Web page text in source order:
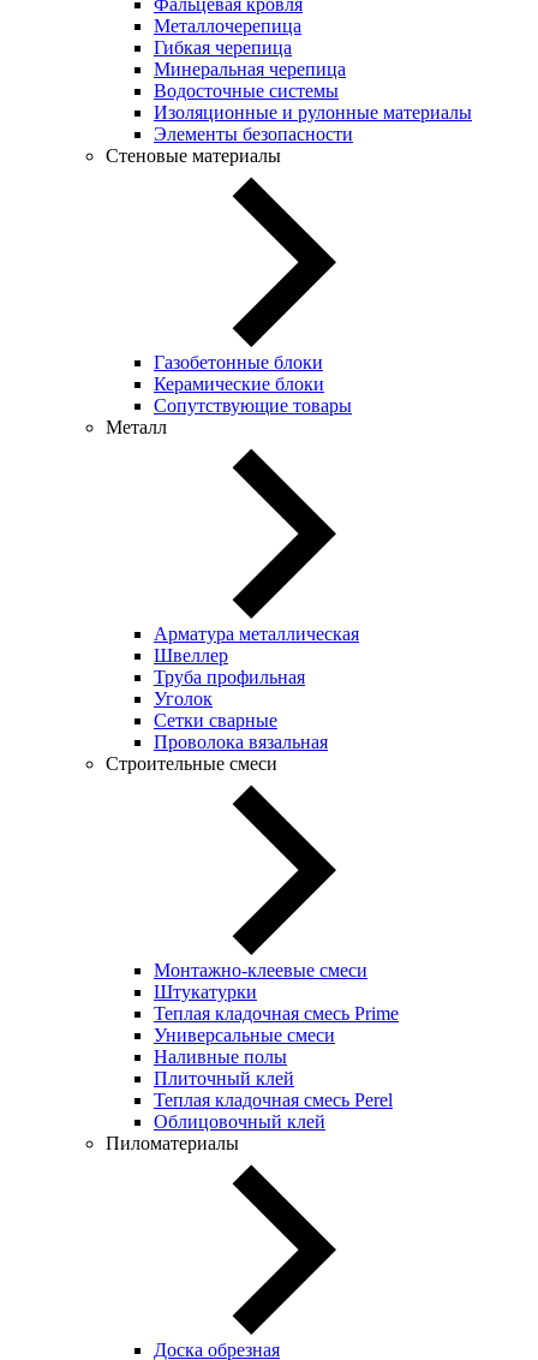
Металлочерепица
Гибкая черепица
Минеральная черепица
Водосточные системы
Изоляционные и рулонные материалы
Элементы безопасности
Стеновые материалы
Газобетонные блоки
Керамические блоки
Сопутствующие товары
Металл
Арматура металлическая
Швеллер
Труба профильная
Уголок
Сетки сварные
Проволока вязальная
Строительные смеси
Монтажно-клеевые смеси
Штукатурки
Теплая кладочная смесь Prime
Универсальные смеси
Наливные полы
Плиточный клей
Теплая кладочная смесь Perel
Облицовочный клей
Пиломатериалы
Доска обрезная